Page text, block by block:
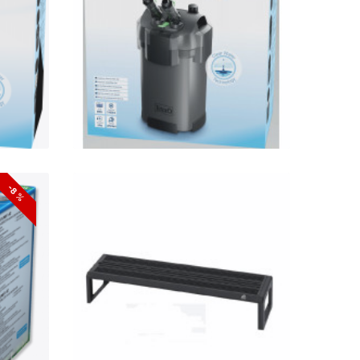
1l
szűrő töltettel + ajándék 1l
MátrixTrop
KOSÁRBA
GYORSNÉZET
-8 %
ig